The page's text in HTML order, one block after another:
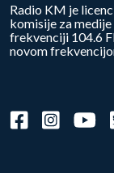
Radio KM je
komisije za
frekvenciji 104.6
novom